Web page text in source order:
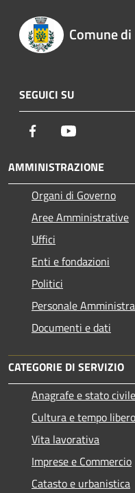
Comune
SEGUICI SU
Facebook
AMMINISTRAZIONE
Organi di Governo
Aree Amministrative
Uffici
Enti e fondazioni
Politici
Personale
Documenti e dati
CATEGORIE DI SERVIZIO
Anagrafe e stato civile
Cultura e tempo libero
Vita lavorativa
Imprese e Commercio
Catasto e urbanistica